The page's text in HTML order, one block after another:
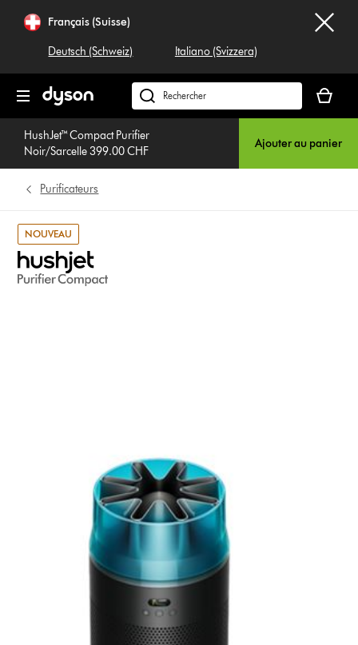
Français (Suisse)
Deutsch (Schweiz) Italiano (Svizzera)
Rechercher
dyson.ch
panier
est
HushJet™ Compact Purifier
Noir/Sarcelle 399.00 CHF
Ajouter au panier
Purificateurs
NOUVEAU